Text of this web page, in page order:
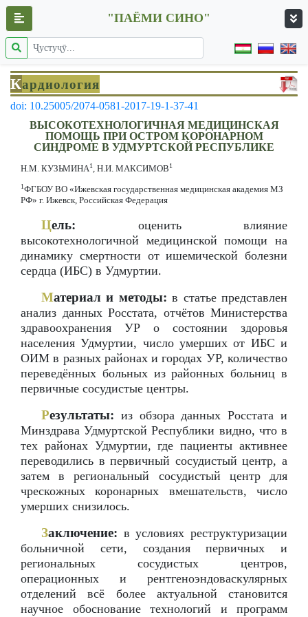
"ПАЁМИ СИНО"
Кардиология
doi: 10.25005/2074-0581-2017-19-1-37-41
ВЫСОКОТЕХНОЛОГИЧНАЯ МЕДИЦИНСКАЯ
ПОМОЩЬ ПРИ ОСТРОМ КОРОНАРНОМ
СИНДРОМЕ В УДМУРТСКОЙ РЕСПУБЛИКЕ
Н.М. КУЗЬМИНА1, Н.И. МАКСИМОВ1
1ФГБОУ ВО «Ижевская государственная медицинская академия МЗ
РФ» г. Ижевск, Российская Федерация
Цель: оценить влияние
высокотехнологичной медицинской помощи на
динамику смертности от ишемической болезни
сердца (ИБС) в Удмуртии.
Материал и методы: в статье представлен
анализ данных Росстата, отчётов Министерства
здравоохранения УР о состоянии здоровья
населения Удмуртии, число умерших от ИБС и
ОИМ в разных районах и городах УР, количество
переведённых больных из районных больниц в
первичные сосудистые центры.
Результаты: из обзора данных Росстата и
Минздрава Удмуртской Республики видно, что в
тех районах Удмуртии, где пациенты активнее
переводились в первичный сосудистый центр, а
затем в региональный сосудистый центр для
чрескожных коронарных вмешательств, число
умерших снизилось.
Заключение: в условиях реструктуризации
больничной сети, создания первичных и
региональных сосудистых центров,
операционных и рентгеноэндоваскулярных
отделений всё более актуальной становится
научное обоснование технологий и программ